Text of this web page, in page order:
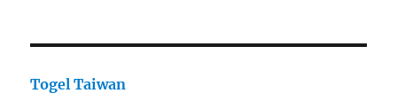
Togel Taiwan